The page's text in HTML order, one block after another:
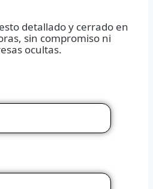
detallado y cerrado en
sin compromiso ni
ocultas.